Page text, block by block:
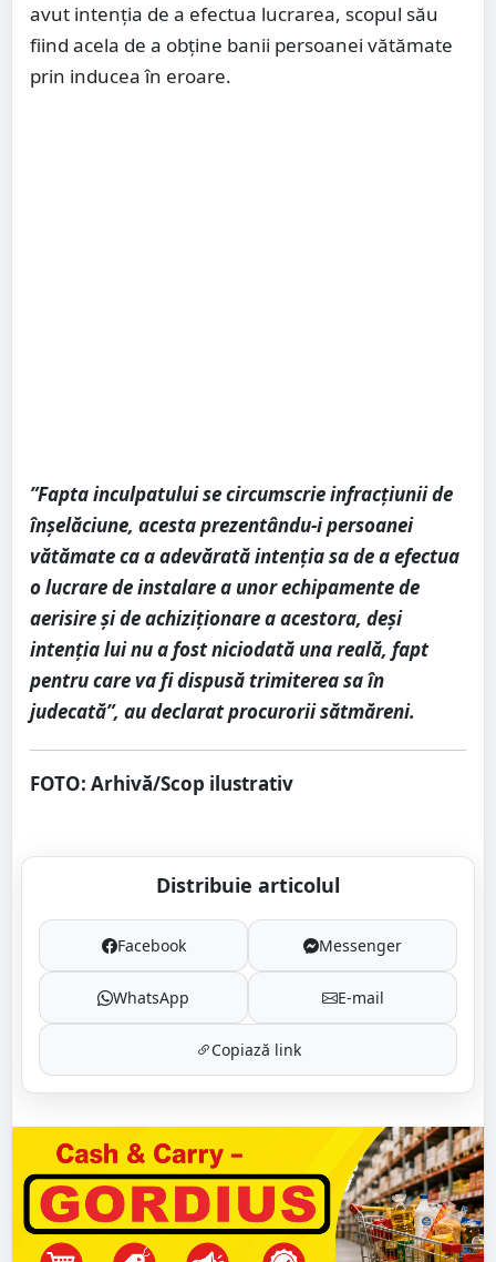
avut intenţia de a efectua lucrarea, scopul său
fiind acela de a obţine banii persoanei vătămate
prin inducea în eroare.
”Fapta inculpatului se circumscrie infracţiunii de
înşelăciune, acesta prezentându-i persoanei
vătămate ca a adevărată intenţia sa de a efectua
o lucrare de instalare a unor echipamente de
aerisire şi de achiziţionare a acestora, deşi
intenţia lui nu a fost niciodată una reală, fapt
pentru care va fi dispusă trimiterea sa în
judecată”, au declarat procurorii sătmăreni.
FOTO: Arhivă/Scop ilustrativ
Distribuie articolul
Facebook Messenger
WhatsApp E-mail
Copiază link